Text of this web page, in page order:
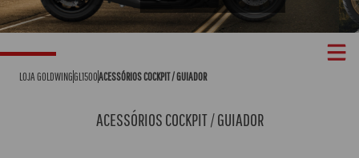
LOJA GOLDWINGGL1500ACESSÓRIOS COCKPIT / GUIADOR
ACESSÓRIOS COCKPIT / GUIADOR